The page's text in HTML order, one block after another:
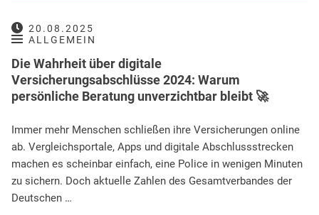
20.08.2025
ALLGEMEIN
Die Wahrheit über digitale
Versicherungsabschlüsse 2024: Warum
persönliche Beratung unverzichtbar bleibt 🚀
Immer mehr Menschen schließen ihre Versicherungen online
ab. Vergleichsportale, Apps und digitale Abschlussstrecken
machen es scheinbar einfach, eine Police in wenigen Minuten
zu sichern. Doch aktuelle Zahlen des Gesamtverbandes der
Deutschen …